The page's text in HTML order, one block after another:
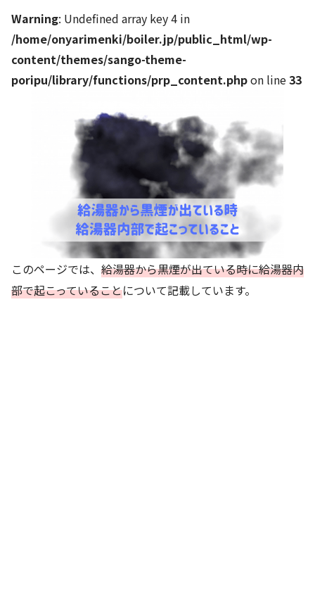
Warning: Undefined array key 4 in
/home/onyarimenki/boiler.jp/public_html/wp-
content/themes/sango-theme-
poripu/library/functions/prp_content.phpon line33
このページでは、 給湯器から黒煙が出ている時に給湯器内
部で起こっていることについて記載しています。